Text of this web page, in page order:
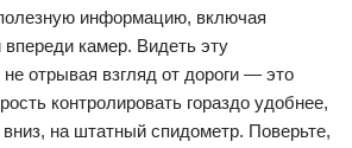
информацию, включая
камер. Видеть эту
отрывая взгляд от дороги — это
контролировать гораздо удобнее,
на штатный спидометр. Поверьте,